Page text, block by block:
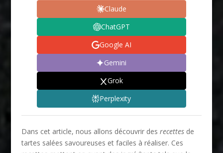
Claude
ChatGPT
Google AI
Gemini
Grok
Perplexity
Dans cet article, nous allons découvrir des recettesde
tartes salées savoureuses et faciles à réaliser. Ces